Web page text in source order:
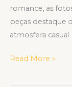
romance, as
peças destaque
atmosfera
Read More »